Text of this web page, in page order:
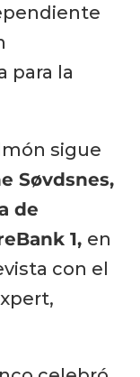
para la
sigue
Søvdsnes,
de
1, en
con el